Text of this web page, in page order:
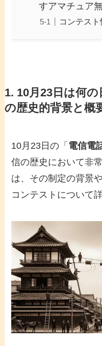
すアマチュア
コンテス
1. 10月23日は何の
の歴史的背景と概
10月23日の「 電信電
信の歴史において非
は、その制定の背景
コンテストについて